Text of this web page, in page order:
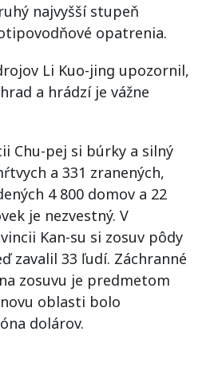
najvyšší stupeň
opatrenia.
Li Kuo-jing upozornil,
a hrádzí je vážne
Chu-pej si búrky a silný
a 331 zranených,
4 800 domov a 22
je nezvestný. V
Kan-su si zosuv pôdy
zavalil 33 ľudí. Záchranné
zosuvu je predmetom
oblasti bolo
dolárov.